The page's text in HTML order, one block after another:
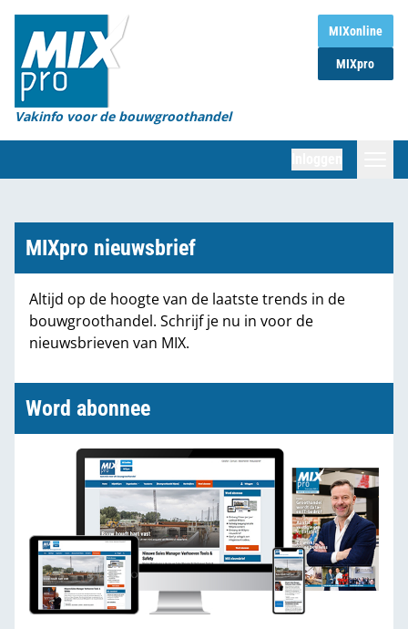
MIXonline
MIXpro
Vakinfo voor de bouwgroothandel
Home
Magazines
Organisaties
Marktcijfers
Partners
MIXpro nieuwsbrief
Altijd op de hoogte van de laatste trends in de
bouwgroothandel. Schrijf je nu in voor de
nieuwsbrieven van MIX.
Word abonnee